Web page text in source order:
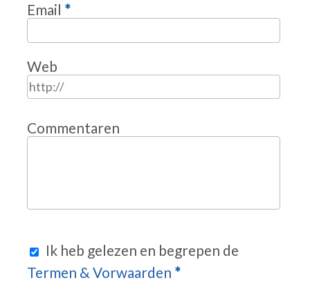
Email *
Web
Commentaren
Ik heb gelezen en begrepen de
Termen & Vorwaarden *